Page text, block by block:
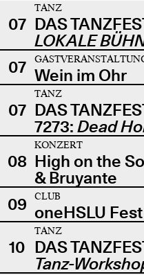
07
TANZ
DAS
LOKALE
07 Wein im Ohr
07
TANZ
DAS
7273: Dead
08
KONZERT
High on the
& Bruyante
09
CLUB
oneHSLU
10
TANZ
DAS
Tanz-